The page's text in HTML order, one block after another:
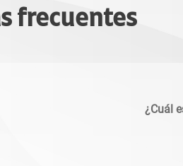
frecuentes
¿Cuál